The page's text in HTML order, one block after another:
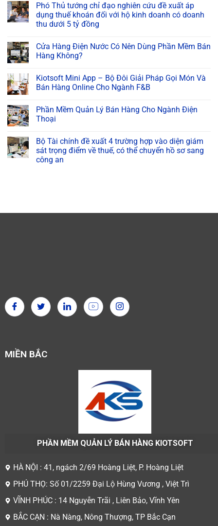
Phó Thủ tướng chỉ đạo nghiên cứu đề xuất áp
dụng thuế khoán đối với hộ kinh doanh có doanh
thu dưới 5 tỷ đồng
Cửa Hàng Điện Nước Có Nên Dùng Phần Mềm Bán
Hàng Không?
Kiotsoft Mini App – Bộ Đôi Giải Pháp Gọi Món Và
Bán Hàng Online Cho Ngành F&B
Phần Mềm Quản Lý Bán Hàng Cho Ngành Điện
Thoại
Bộ Tài chính đề xuất 4 trường hợp vào diện giám
sát trọng điểm về thuế, có thể chuyển hồ sơ sang
công an
MIỀN BẮC
PHẦN MỀM QUẢN LÝ BÁN HÀNG KIOTSOFT
HÀ NỘI : 41, ngách 2/69 Hoàng Liệt, P. Hoàng Liệt
PHÚ THỌ: Số 01/2259 Đại Lộ Hùng Vương , Việt Trì
VĨNH PHÚC : 14 Nguyễn Trãi , Liên Bảo, Vĩnh Yên
BẮC CẠN : Nà Nàng, Nông Thượng, TP Bắc Cạn